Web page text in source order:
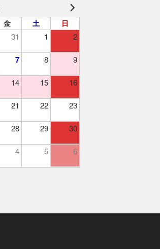
金 土 日
31 1 2
7 8 9
14 15 16
21 22 23
28 29 30
4 5 6